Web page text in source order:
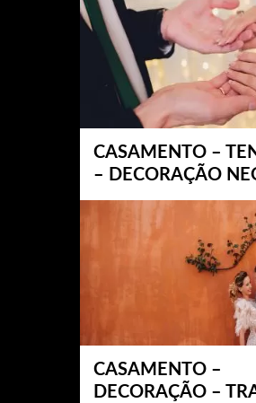
CASAMENTO –
– DECORAÇÃO
CASAMENTO –
DECORAÇÃO –